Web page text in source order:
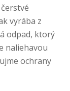
vyrába z
odpad, ktorý
naliehavou
ochrany